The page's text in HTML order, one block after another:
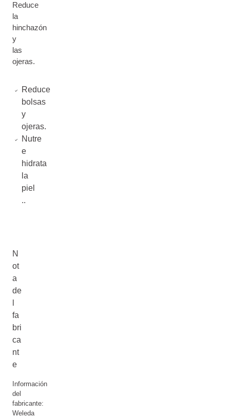
Reduce
la
hinchazón
y
las
ojeras.
Reduce
bolsas
y
ojeras.
Nutre
e
hidrata
la
piel
..
N
ot
a
de
fa
bri
ca
nt
e
Información
del
fabricante:
Weleda